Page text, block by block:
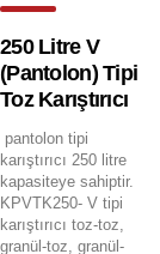
250 Litre V
(Pantolon) Tipi
Toz Karıştırıcı
pantolon tipi
karıştırıcı 250 litre
kapasiteye sahiptir.
KPVTK250- V tipi
karıştırıcı toz-toz,
granül-toz, granül-